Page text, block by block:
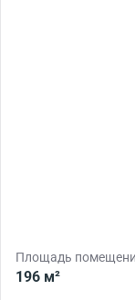
Площадь
196 м²